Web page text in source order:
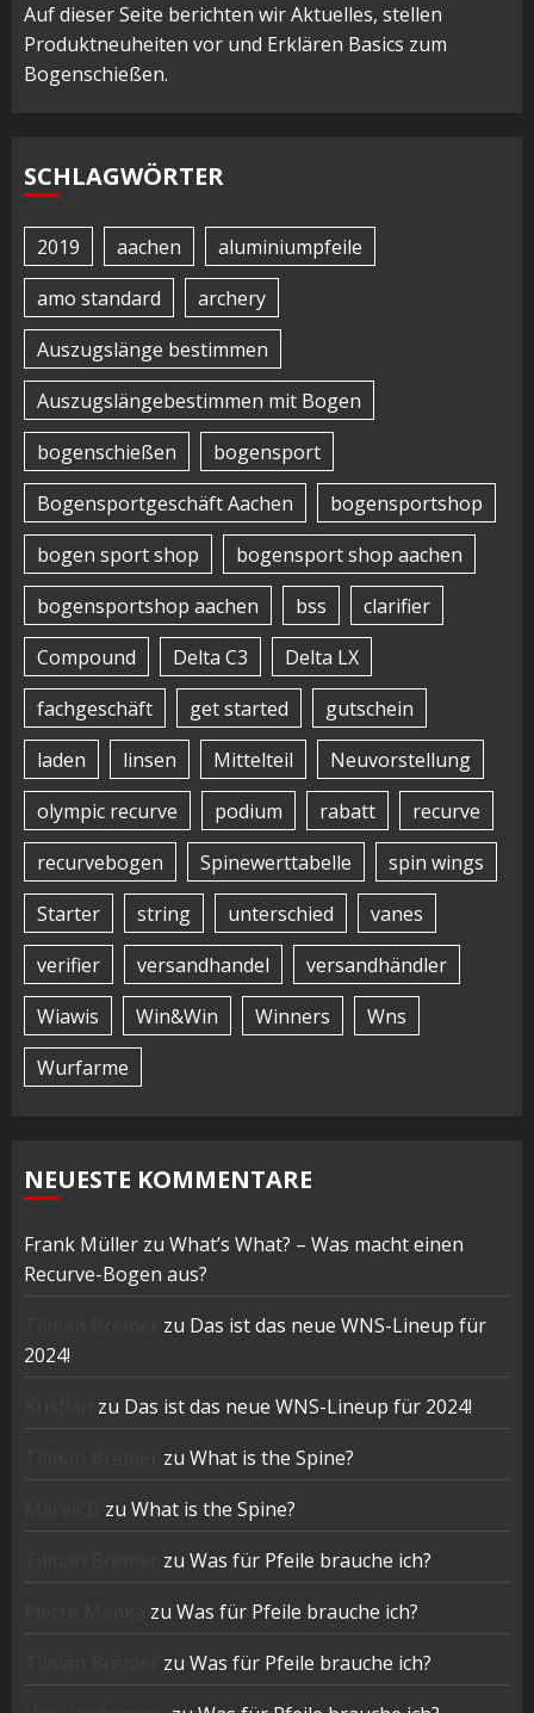
Auf dieser Seite berichten wir Aktuelles, stellen
Produktneuheiten vor und Erklären Basics zum
Bogenschießen.
SCHLAGWÖRTER
2019 aachen
aluminiumpfeile
amo standard
archery
Auszugslänge bestimmen
Auszugslängebestimmen mit Bogen
bogenschießen
bogensport
Bogensportgeschäft Aachen
bogensportshop
bogen sport shop
bogensport shop aachen
bogensportshop aachen
bss
clarifier
Compound
Delta C3
Delta LX
fachgeschäft
get started
gutschein
laden
linsen Mittelteil
Neuvorstellung
olympic recurve
podium rabatt
recurve
recurvebogen
Spinewerttabelle
spin wings
Starter
string unterschied
vanes
verifier
versandhandel
versandhändler
Wiawis
Win&Win Winners
Wns
Wurfarme
NEUESTE KOMMENTARE
Frank Müller zu What’s What? – Was macht einen
Recurve-Bogen aus?
zu Das ist das neue WNS-Lineup für
2024!
zu Das ist das neue WNS-Lineup für 2024!
zu What is the Spine?
zu What is the Spine?
zu Was für Pfeile brauche ich?
zu Was für Pfeile brauche ich?
zu Was für Pfeile brauche ich?